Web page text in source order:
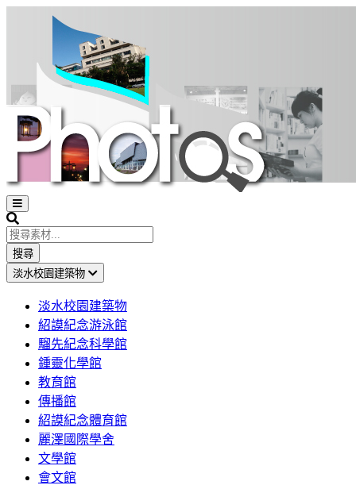
Open
sidebar
Search
搜尋
淡水校園建築物
淡水校園建築物
紹謨紀念游泳館
騮先紀念科學館
鍾靈化學館
教育館
傳播館
紹謨紀念體育館
麗澤國際學舍
文學館
會文館